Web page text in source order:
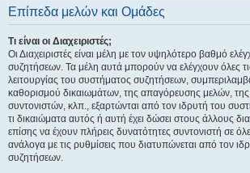
Επίπεδα μελών και Ομάδες
Τι είναι οι Διαχειριστές;
Οι Διαχειριστές είναι μέλη με τον υψηλότερο βαθμό
συζητήσεων. Τα μέλη αυτά μπορούν να ελέγχουν όλες
λειτουργίας του συστήματος συζητήσεων,
καθορισμού δικαιωμάτων, της απαγόρευσης μελών,
συντονιστών, κλπ., εξαρτώνται από τον ιδρυτή του
τι δικαιώματα αυτός ή αυτή έχει δώσει στους άλλους
επίσης να έχουν πλήρεις δυνατότητες συντονιστή σε
ανάλογα με τις ρυθμίσεις που διατυπώνεται από τον
συζητήσεων.